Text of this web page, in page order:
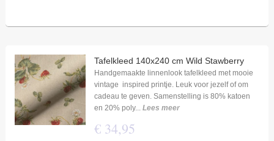
Tafelkleed 140x240 cm Wild Stawberry
Handgemaakte linnenlook tafelkleed met mooie
vintage inspired printje. Leuk voor jezelf of om
cadeau te geven. Samenstelling is 80% katoen
en 20% poly... Lees meer
€ 34,95